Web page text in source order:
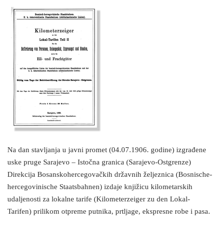
Na dan stavljanja u javni promet (04.07.1906. godine) izgrađene
uske pruge Sarajevo – Istočna granica (Sarajevo-Ostgrenze)
Direkcija Bosanskohercegovačkih državnih željeznica (Bosnische-
hercegovinische Staatsbahnen) izdaje knjižicu kilometarskih
udaljenosti za lokalne tarife (Kilometerzeiger zu den Lokal-
Tarifen) prilikom otpreme putnika, prtljage, ekspresne robe i pasa.